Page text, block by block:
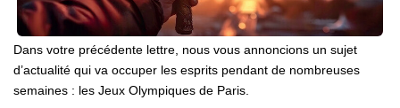
À VENDRE
À LOUER
Dans votre précédente lettre, nous vous annoncions un sujet
d’actualité qui va occuper les esprits pendant de nombreuses
semaines : les Jeux Olympiques de Paris.